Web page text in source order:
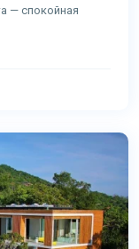
— спокойная